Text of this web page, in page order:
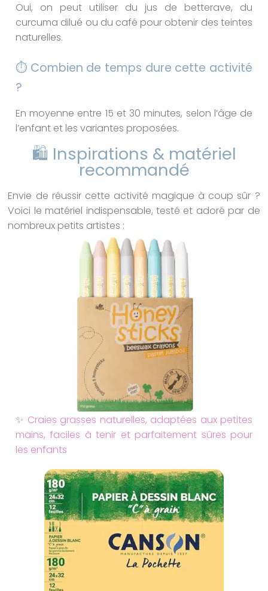
Oui, on peut utiliser du jus de betterave, du
curcuma dilué ou du café pour obtenir des teintes
naturelles.
⏱️ Combien de temps dure cette activité
?
En moyenne entre 15 et 30 minutes, selon l’âge de
l’enfant et les variantes proposées.
🛍️ Inspirations & matériel
recommandé
Envie de réussir cette activité magique à coup sûr ?
Voici le matériel indispensable, testé et adoré par de
nombreux petits artistes :
✨ Craies grasses naturelles, adaptées aux petites
mains, faciles à tenir et parfaitement sûres pour
les enfants